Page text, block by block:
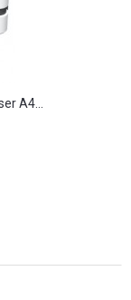
A4...